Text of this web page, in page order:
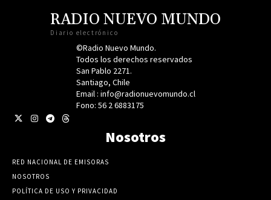
RADIO NUEVO MUNDO
Diario electrónico
©Radio Nuevo Mundo.
Todos los derechos reservados
San Pablo 2271.
Santiago, Chile
Email : info@radionuevomundo.cl
Fono: 56 2 6883175
Nosotros
RED NACIONAL DE EMISORAS
NOSOTROS
POLÍTICA DE USO Y PRIVACIDAD